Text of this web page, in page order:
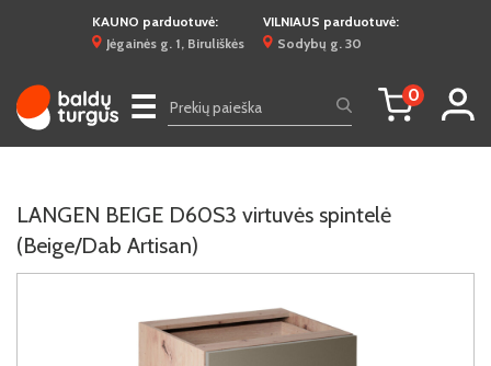
KAUNO parduotuvė:
Jėgainės g. 1, Biruliškės
VILNIAUS parduotuvė:
Sodybų g. 30
☰ 0
LANGEN BEIGE D60S3 virtuvės spintelė
(Beige/Dab Artisan)